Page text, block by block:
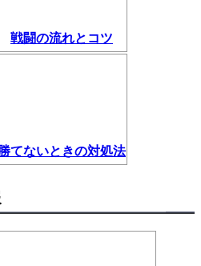
戦闘の流れとコツ
てないときの対処法